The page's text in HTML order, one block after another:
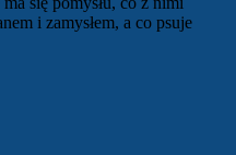
i zamysłem, a co psuje